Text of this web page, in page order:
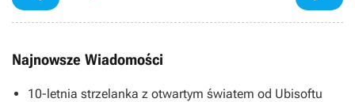
Najnowsze Wiadomości
10-letnia strzelanka z otwartym światem od Ubisoftu